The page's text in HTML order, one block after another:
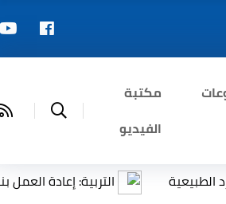
مكتبة
الفيديو
التربية: إعادة العمل بنظام